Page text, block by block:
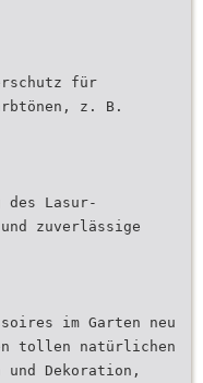
für
z. B.
des Lasur-
zuverlässige
im Garten neu
tollen natürlichen
Dekoration,